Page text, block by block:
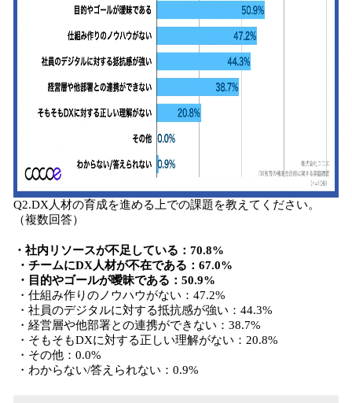
Q2.DX人材の育成を進める上での課題を教えてください。
（複数回答）
・社内リソースが不足している：70.8%
・チームにDX人材が不在である：67.0%
・目的やゴールが曖昧である：50.9%
・仕組み作りのノウハウがない：47.2%
・社員のデジタルに対する抵抗感が強い：44.3%
・経営層や他部署との連携ができない：38.7%
・そもそもDXに対する正しい理解がない：20.8%
・その他：0.0%
・わからない/答えられない：0.9%